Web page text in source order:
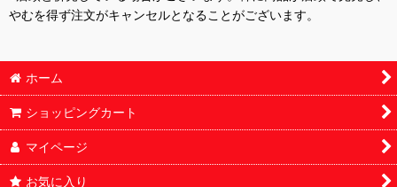
やむを得ず注文がキャンセルとなることがございます。
ホーム
ショッピングカート
マイページ
お気に入り